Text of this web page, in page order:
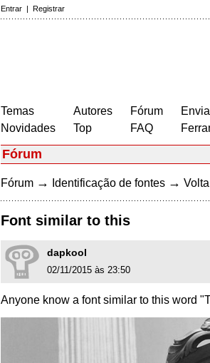
Entrar | Registrar
Temas
Novidades
Autores
Top
Fórum
FAQ
Fórum
Fórum → Identificação de fontes →
Font similar to this
dapkool
02/11/2015 às 23:50
Anyone know a font similar to this word